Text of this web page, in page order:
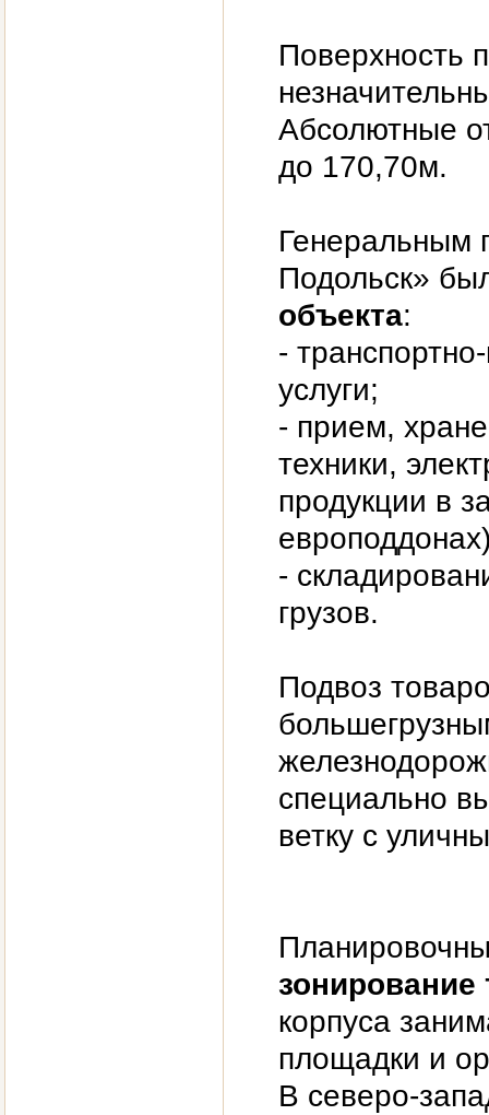
Поверхность
Абсолютные
до 170,70м.
Генеральным
Подольск»
объекта:
-
услуги;
- прием,
техники,
продукции в
-
грузов.
Подвоз
специально
ветку с
зонирование
корпуса
площадки и
В северо-